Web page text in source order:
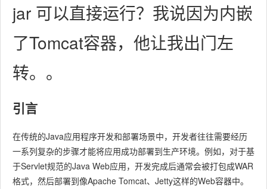
jar 可以直接运行？我说因为内嵌
了Tomcat容器，他让我出门左
转。。
引言
在传统的Java应用程序开发和部署场景中，开发者往往需要经历
一系列复杂的步骤才能将应用成功部署到生产环境。例如，对于基
于Servlet规范的Java Web应用，开发完成后通常会被打包成WAR
格式，然后部署到像Apache Tomcat、Jetty这样的Web容器中。